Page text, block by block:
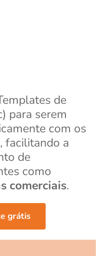
de
para serem
com os
, facilitando a
de
como
comerciais.
grátis